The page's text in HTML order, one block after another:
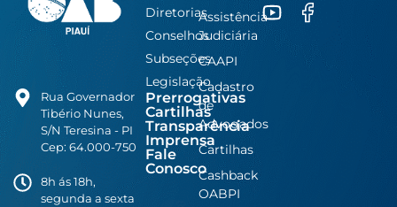
Rua Governador
Tibério Nunes,
S/N Teresina - PI
Cep: 64.000-750
8h ás 18h,
segunda a sexta
Diretorias
Conselhos
Subseções
Legislação
Prerrogativas
Cartilhas
Transparência
Imprensa
Fale
Conosco
Assistência
Judiciária
CAAPI
Cadastro
de
Advogados
Cartilhas
Cashback
OABPI